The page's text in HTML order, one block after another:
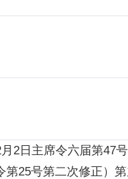
日主席令六届第47
第25号第二次修正